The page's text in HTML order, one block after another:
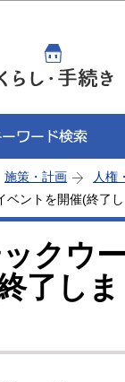
施策・計画
人権
ベントを開催(終了
ックウ
了し